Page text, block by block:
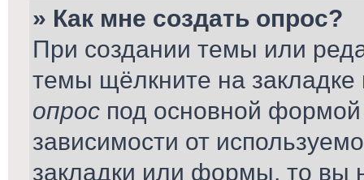
» Как мне создать опрос?
При создании темы или
темы щёлкните на
опрос под основной
зависимости от
закладки или формы, то вы